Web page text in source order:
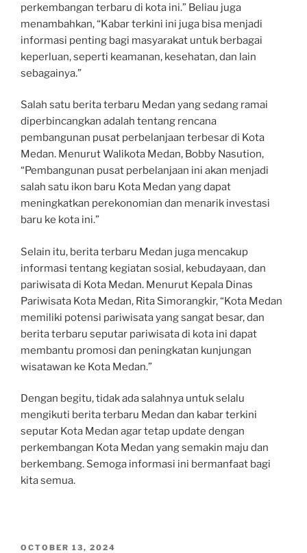
perkembangan terbaru di kota ini.” Beliau juga
menambahkan, “Kabar terkini ini juga bisa menjadi
informasi penting bagi masyarakat untuk berbagai
keperluan, seperti keamanan, kesehatan, dan lain
sebagainya.”
Salah satu berita terbaru Medan yang sedang ramai
diperbincangkan adalah tentang rencana
pembangunan pusat perbelanjaan terbesar di Kota
Medan. Menurut Walikota Medan, Bobby Nasution,
“Pembangunan pusat perbelanjaan ini akan menjadi
salah satu ikon baru Kota Medan yang dapat
meningkatkan perekonomian dan menarik investasi
baru ke kota ini.”
Selain itu, berita terbaru Medan juga mencakup
informasi tentang kegiatan sosial, kebudayaan, dan
pariwisata di Kota Medan. Menurut Kepala Dinas
Pariwisata Kota Medan, Rita Simorangkir, “Kota Medan
memiliki potensi pariwisata yang sangat besar, dan
berita terbaru seputar pariwisata di kota ini dapat
membantu promosi dan peningkatan kunjungan
wisatawan ke Kota Medan.”
Dengan begitu, tidak ada salahnya untuk selalu
mengikuti berita terbaru Medan dan kabar terkini
seputar Kota Medan agar tetap update dengan
perkembangan Kota Medan yang semakin maju dan
berkembang. Semoga informasi ini bermanfaat bagi
kita semua.
POSTED
OCTOBER 13, 2024